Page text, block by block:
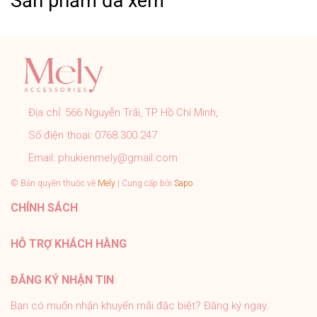
➤ Sản phẩm đúng với mô tả, hình ảnh shop đăng.
➤ Đơn hàng được kiểm tra, đóng gói cẩn thận đúng quy
trình trước khi gửi.
➤ Tất cả sản phẩm của Mely đều có chính sách bảo
➤ Tư vấn nhiệt tình 24/7, hỗ trợ khách tận tình sau bán
hàng.
#phukien #mely #titan #trangsuc
Địa chỉ: 566 Nguyễn Trãi, TP Hồ Chí Minh,
Số điện thoại: 0768.300.247
Email: phukienmely@gmail.com
© Bản quyền thuộc về Mely | Cung cấp bởi Sapo
CHÍNH SÁCH
HỖ TRỢ KHÁCH HÀNG
ĐĂNG KÝ NHẬN TIN
Bạn có muốn nhận khuyến mãi đặc biệt? Đăng ký ngay.